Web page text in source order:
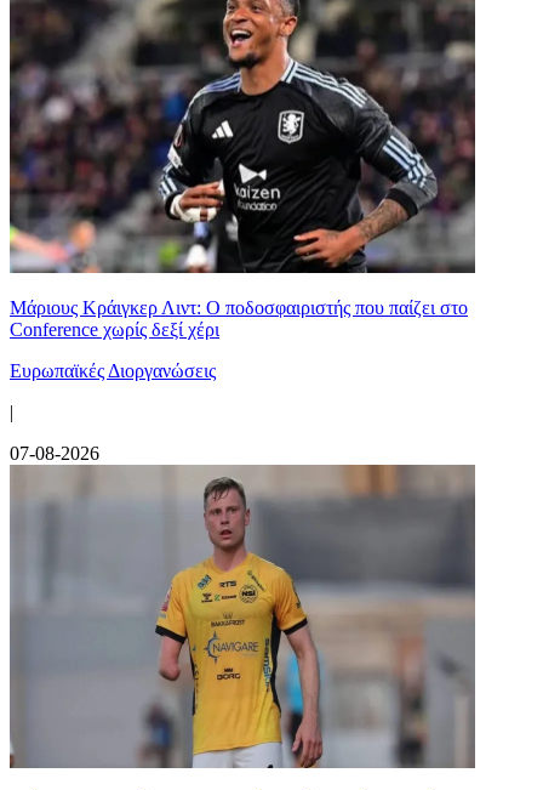
Μάριους Κράιγκερ Λιντ: Ο ποδοσφαιριστής που παίζει στο
Conference χωρίς δεξί χέρι
Ευρωπαϊκές Διοργανώσεις
|
07-08-2026